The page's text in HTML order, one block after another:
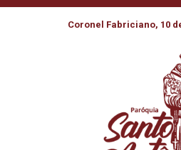
Coronel Fabriciano, 10